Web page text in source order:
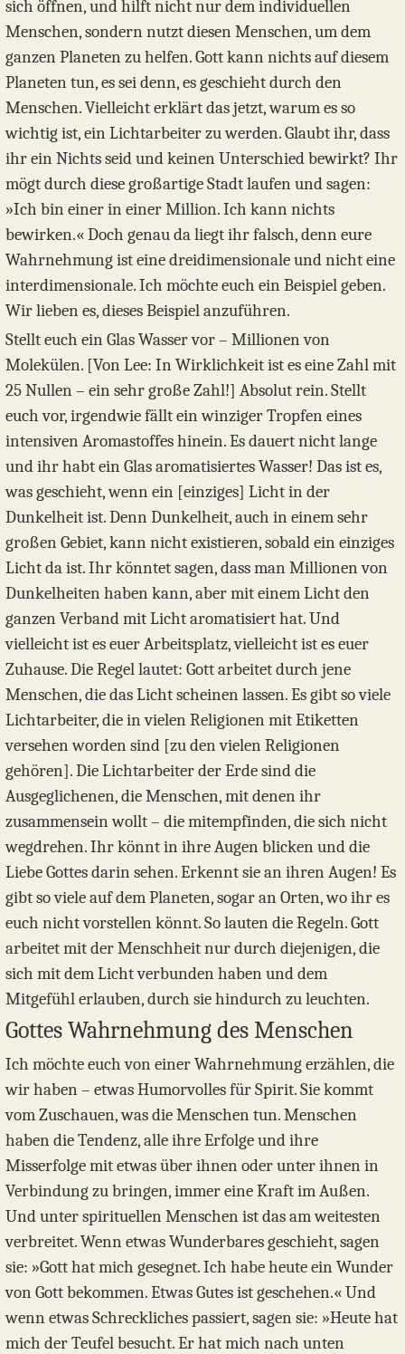
sich öffnen, und hilft nicht nur dem individuellen
Menschen, sondern nutzt diesen Menschen, um dem
ganzen Planeten zu helfen. Gott kann nichts auf diesem
Planeten tun, es sei denn, es geschieht durch den
Menschen. Vielleicht erklärt das jetzt, warum es so
wichtig ist, ein Lichtarbeiter zu werden. Glaubt ihr, dass
ihr ein Nichts seid und keinen Unterschied bewirkt? Ihr
mögt durch diese großartige Stadt laufen und sagen:
»Ich bin einer in einer Million. Ich kann nichts
bewirken.« Doch genau da liegt ihr falsch, denn eure
Wahrnehmung ist eine dreidimensionale und nicht eine
interdimensionale. Ich möchte euch ein Beispiel geben.
Wir lieben es, dieses Beispiel anzuführen.
Stellt euch ein Glas Wasser vor – Millionen von
Molekülen. [Von Lee: In Wirklichkeit ist es eine Zahl mit
25 Nullen – ein sehr große Zahl!] Absolut rein. Stellt
euch vor, irgendwie fällt ein winziger Tropfen eines
intensiven Aromastoffes hinein. Es dauert nicht lange
und ihr habt ein Glas aromatisiertes Wasser! Das ist es,
was geschieht, wenn ein [einziges] Licht in der
Dunkelheit ist. Denn Dunkelheit, auch in einem sehr
großen Gebiet, kann nicht existieren, sobald ein einziges
Licht da ist. Ihr könntet sagen, dass man Millionen von
Dunkelheiten haben kann, aber mit einem Licht den
ganzen Verband mit Licht aromatisiert hat. Und
vielleicht ist es euer Arbeitsplatz, vielleicht ist es euer
Zuhause. Die Regel lautet: Gott arbeitet durch jene
Menschen, die das Licht scheinen lassen. Es gibt so viele
Lichtarbeiter, die in vielen Religionen mit Etiketten
versehen worden sind [zu den vielen Religionen
gehören]. Die Lichtarbeiter der Erde sind die
Ausgeglichenen, die Menschen, mit denen ihr
zusammensein wollt – die mitempfinden, die sich nicht
wegdrehen. Ihr könnt in ihre Augen blicken und die
Liebe Gottes darin sehen. Erkennt sie an ihren Augen! Es
gibt so viele auf dem Planeten, sogar an Orten, wo ihr es
euch nicht vorstellen könnt. So lauten die Regeln. Gott
arbeitet mit der Menschheit nur durch diejenigen, die
sich mit dem Licht verbunden haben und dem
Mitgefühl erlauben, durch sie hindurch zu leuchten.
Gottes Wahrnehmung des Menschen
Ich möchte euch von einer Wahrnehmung erzählen, die
wir haben – etwas Humorvolles für Spirit. Sie kommt
vom Zuschauen, was die Menschen tun. Menschen
haben die Tendenz, alle ihre Erfolge und ihre
Misserfolge mit etwas über ihnen oder unter ihnen in
Verbindung zu bringen, immer eine Kraft im Außen.
Und unter spirituellen Menschen ist das am weitesten
verbreitet. Wenn etwas Wunderbares geschieht, sagen
sie: »Gott hat mich gesegnet. Ich habe heute ein Wunder
von Gott bekommen. Etwas Gutes ist geschehen.« Und
wenn etwas Schreckliches passiert, sagen sie: »Heute hat
mich der Teufel besucht. Er hat mich nach unten